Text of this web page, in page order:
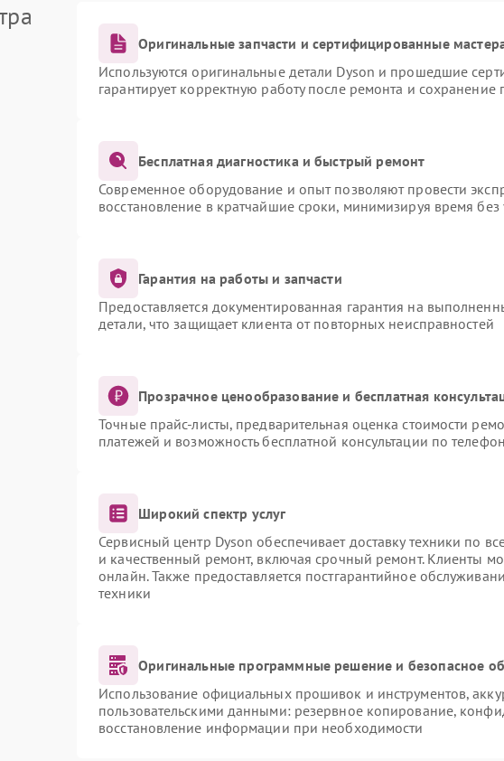
Оригинальные запчасти и сертифицированные
Используются оригинальные детали Dyson и прошедшие
гарантирует корректную работу после ремонта и сохранение
Бесплатная диагностика и быстрый ремонт
Современное оборудование и опыт позволяют провести
восстановление в кратчайшие сроки, минимизируя время без
Гарантия на работы и запчасти
Предоставляется документированная гарантия на
детали, что защищает клиента от повторных неисправностей
Прозрачное ценообразование и бесплатная
Точные прайс-листы, предварительная оценка стоимости
платежей и возможность бесплатной консультации по
Широкий спектр услуг
Сервисный центр Dyson обеспечивает доставку техники по
и качественный ремонт, включая срочный ремонт. Клиенты
онлайн. Также предоставляется постгарантийное
техники
Оригинальные программные решение и безопасное
Использование официальных прошивок и инструментов,
пользовательскими данными: резервное копирование,
восстановление информации при необходимости